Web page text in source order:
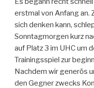
erstmal von Anfang an.
sich denken kann,
Sonntagmorgen kurz
auf Platz 3 im UHC um
Trainingsspiel zur
Nachdem wir generös
den Gegner zwecks